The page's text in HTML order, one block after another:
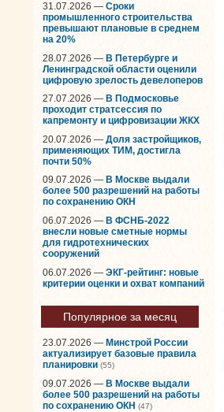
31.07.2026 — Сроки
промышленного строительства
превышают плановые в среднем
на 20%
28.07.2026 — В Петербурге и
Ленинградской области оценили
цифровую зрелость девелоперов
27.07.2026 — В Подмосковье
проходит стратсессия по
капремонту и цифровизации ЖКХ
20.07.2026 — Доля застройщиков,
применяющих ТИМ, достигла
почти 50%
09.07.2026 — В Москве выдали
более 500 разрешений на работы
по сохранению ОКН
06.07.2026 — В ФСНБ-2022
внесли новые сметные нормы
для гидротехнических
сооружений
06.07.2026 — ЭКГ-рейтинг: новые
критерии оценки и охват компаний
Популярное за месяц
23.07.2026 — Минстрой России
актуализирует базовые правила
планировки (55)
09.07.2026 — В Москве выдали
более 500 разрешений на работы
по сохранению ОКН (47)